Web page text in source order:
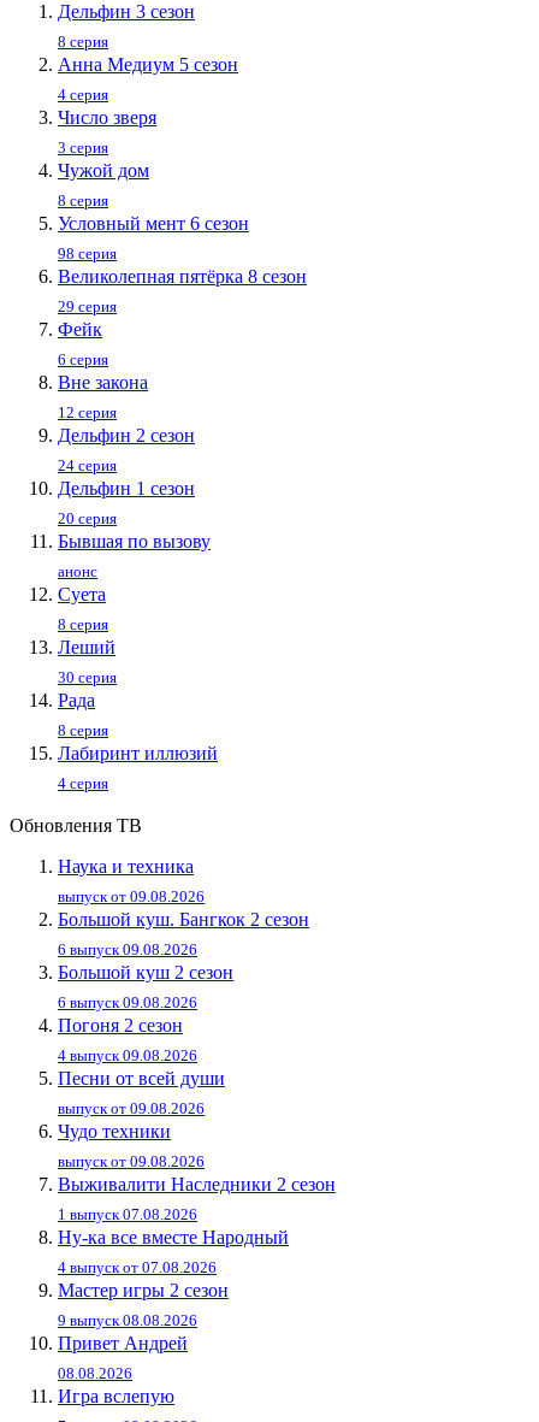
Дельфин 3 сезон
8 серия
Анна Медиум 5 сезон
4 серия
Число зверя
3 серия
Чужой дом
8 серия
Условный мент 6 сезон
98 серия
Великолепная пятёрка 8 сезон
29 серия
Фейк
6 серия
Вне закона
12 серия
Дельфин 2 сезон
24 серия
Дельфин 1 сезон
20 серия
Бывшая по вызову
анонс
Суета
8 серия
Леший
30 серия
Рада
8 серия
Лабиринт иллюзий
4 серия
Обновления ТВ
Наука и техника
выпуск от 09.08.2026
Большой куш. Бангкок 2 сезон
6 выпуск 09.08.2026
Большой куш 2 сезон
6 выпуск 09.08.2026
Погоня 2 сезон
4 выпуск 09.08.2026
Песни от всей души
выпуск от 09.08.2026
Чудо техники
выпуск от 09.08.2026
Выживалити Наследники 2 сезон
1 выпуск 07.08.2026
Ну-ка все вместе Народный
4 выпуск от 07.08.2026
Мастер игры 2 сезон
9 выпуск 08.08.2026
Привет Андpей
08.08.2026
Игра вслепую